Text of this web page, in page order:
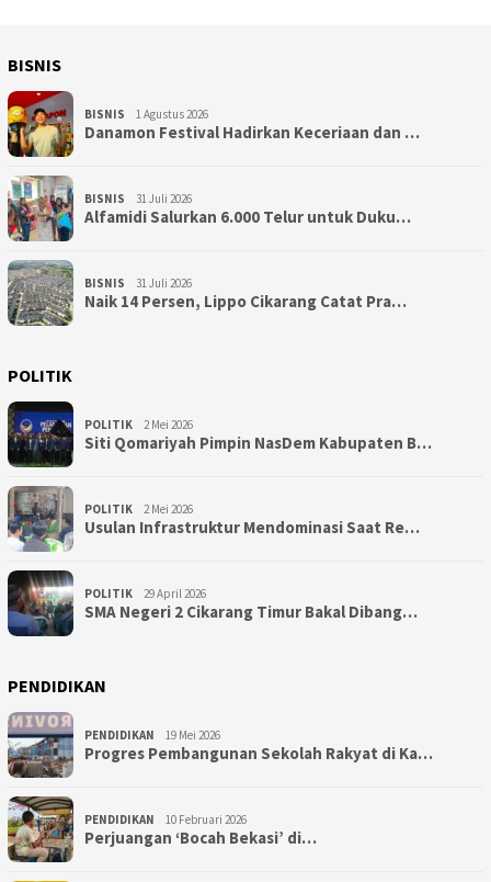
BISNIS
BISNIS 1 Agustus 2026
Danamon Festival Hadirkan Keceriaan dan …
BISNIS 31 Juli 2026
Alfamidi Salurkan 6.000 Telur untuk Duku…
BISNIS 31 Juli 2026
Naik 14 Persen, Lippo Cikarang Catat Pra…
POLITIK
POLITIK 2 Mei 2026
Siti Qomariyah Pimpin NasDem Kabupaten B…
POLITIK 2 Mei 2026
Usulan Infrastruktur Mendominasi Saat Re…
POLITIK 29 April 2026
SMA Negeri 2 Cikarang Timur Bakal Dibang…
PENDIDIKAN
PENDIDIKAN 19 Mei 2026
Progres Pembangunan Sekolah Rakyat di Ka…
PENDIDIKAN 10 Februari 2026
Perjuangan ‘Bocah Bekasi’ di…